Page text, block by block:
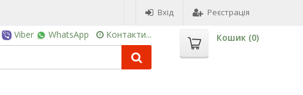
Вхід Реєстрація
Viber WhatsApp Контакти... Кошик (0)